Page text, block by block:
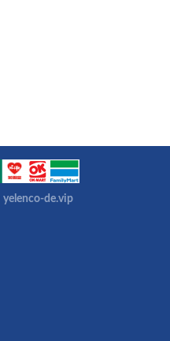
yelenco-de.vip